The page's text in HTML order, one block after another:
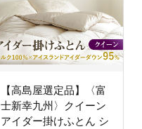
【高島屋選定品】〈富
士新幸九州〉クイーン
アイダー掛けふとん シ